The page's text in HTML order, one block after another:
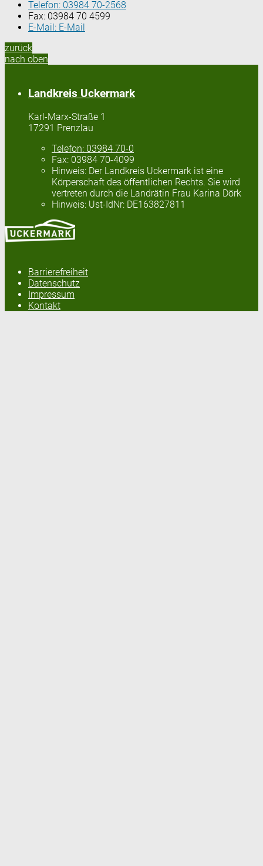
Telefon: 03984 70-2568
Fax: 03984 70 4599
E-Mail: E-Mail
zurück
nach oben
Landkreis Uckermark
Karl-Marx-Straße 1
17291 Prenzlau
Telefon: 03984 70-0
Fax: 03984 70-4099
Hinweis: Der Landkreis Uckermark ist eine
Körperschaft des öffentlichen Rechts. Sie wird
vertreten durch die Landrätin Frau Karina Dörk
Hinweis: Ust-IdNr: DE163827811
Barrierefreiheit
Datenschutz
Impressum
Kontakt